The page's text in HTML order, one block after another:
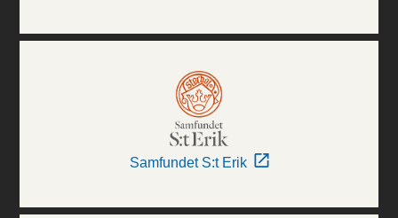
Samfundet S:t Erik